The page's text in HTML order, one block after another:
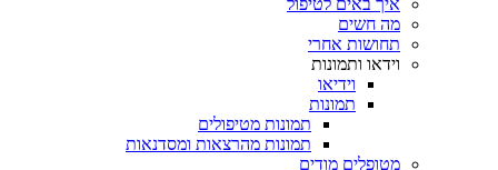
איך באים לטיפול
מה חשים
תחושות אחרי
וידאו ותמונות
וידיאו
תמונות
תמונות מטיפולים
תמונות מהרצאות ומסדנאות
מטופלים מודים